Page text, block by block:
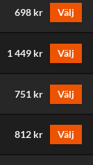
698 kr Välj
1 449 kr Välj
751 kr Välj
812 kr Välj